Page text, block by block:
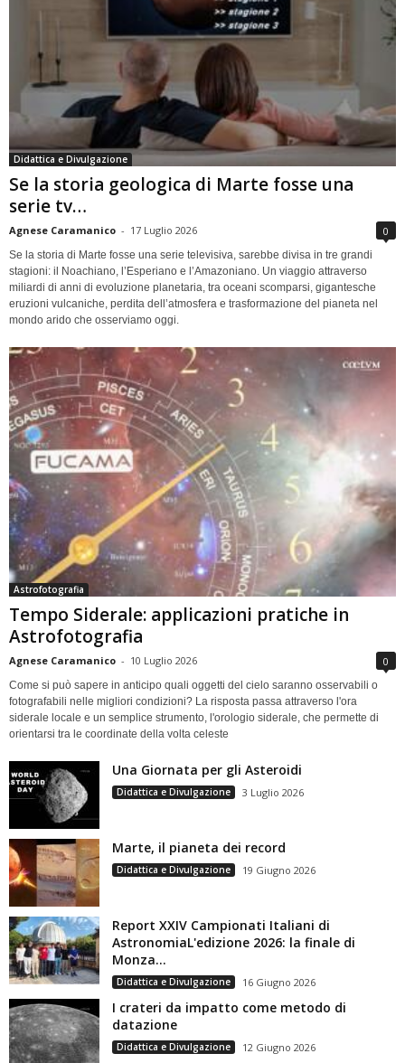
Didattica e Divulgazione
Se la storia geologica di Marte fosse una
serie tv…
Agnese Caramanico - 17 Luglio 2026 0
Se la storia di Marte fosse una serie televisiva, sarebbe divisa in tre grandi
stagioni: il Noachiano, l’Esperiano e l’Amazoniano. Un viaggio attraverso
miliardi di anni di evoluzione planetaria, tra oceani scomparsi, gigantesche
eruzioni vulcaniche, perdita dell’atmosfera e trasformazione del pianeta nel
mondo arido che osserviamo oggi.
Astrofotografia
Tempo Siderale: applicazioni pratiche in
Astrofotografia
Agnese Caramanico - 10 Luglio 2026 0
Come si può sapere in anticipo quali oggetti del cielo saranno osservabili o
fotografabili nelle migliori condizioni? La risposta passa attraverso l'ora
siderale locale e un semplice strumento, l'orologio siderale, che permette di
orientarsi tra le coordinate della volta celeste
Una Giornata per gli Asteroidi
Didattica e Divulgazione 3 Luglio 2026
Marte, il pianeta dei record
Didattica e Divulgazione 19 Giugno 2026
Report XXIV Campionati Italiani di
AstronomiaL'edizione 2026: la finale di
Monza...
Didattica e Divulgazione 16 Giugno 2026
I crateri da impatto come metodo di
datazione
Didattica e Divulgazione 12 Giugno 2026